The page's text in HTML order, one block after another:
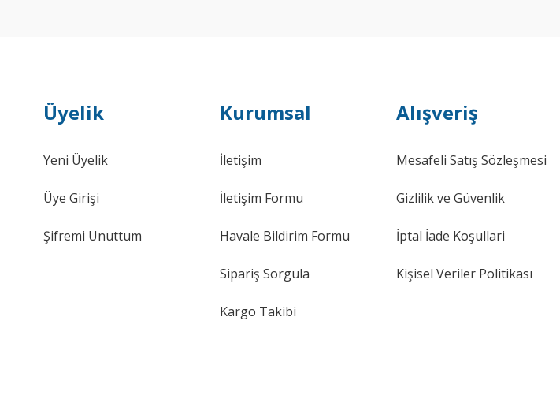
Üyelik
Yeni Üyelik
Üye Girişi
Şifremi Unuttum
Kurumsal
İletişim
İletişim Formu
Havale Bildirim Formu
Sipariş Sorgula
Kargo Takibi
Alışveriş
Mesafeli Satış Sözleşmesi
Gizlilik ve Güvenlik
İptal İade Koşullari
Kişisel Veriler Politikası